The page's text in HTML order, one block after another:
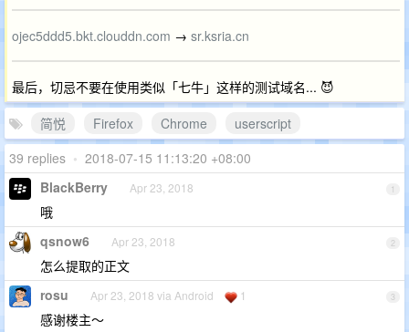
ojec5ddd5.bkt.clouddn.com → sr.ksria.cn
最后，切忌不要在使用类似「七牛」这样的测试域名... 😈
简悦
Firefox Chrome
userscript
39 replies • 2018-07-15 11:13:20 +08:00
1
BlackBerry Apr 23, 2018
哦
2
qsnow6 Apr 23, 2018
怎么提取的正文
3
rosu Apr 23, 2018 via Android 1
感谢楼主～